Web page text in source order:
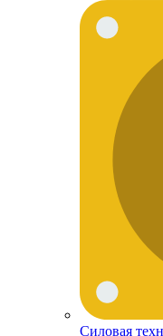
Силовая